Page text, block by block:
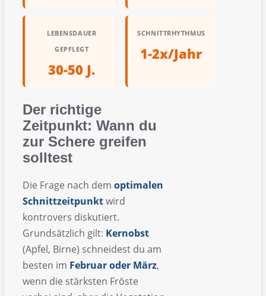
LEBENSDAUER
GEPFLEGT
30-50 J.
SCHNITTRHYTHMUS
1-2x/Jahr
Der richtige
Zeitpunkt: Wann du
zur Schere greifen
solltest
Die Frage nach dem optimalen
Schnittzeitpunktwird
kontrovers diskutiert.
Grundsätzlich gilt: Kernobst
(Apfel, Birne) schneidest du am
besten im Februar oder März,
wenn die stärksten Fröste